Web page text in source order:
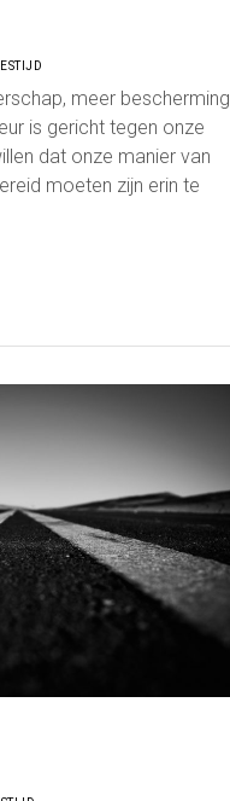
meer bescherming
is gericht tegen onze
dat onze manier van
moeten zijn erin te